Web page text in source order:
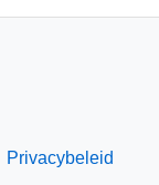
Privacybeleid